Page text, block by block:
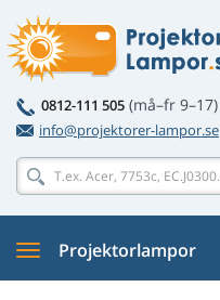
0812-111 505 (må–fr 9–17)
info@projektorer-lampor.se
Projektorlampor